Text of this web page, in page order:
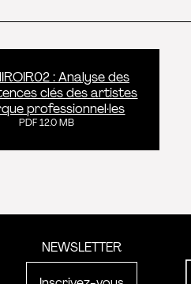
: Analyse des
clés des artistes
professionnel·les
PDF 12.0 MB
NEWSLETTER